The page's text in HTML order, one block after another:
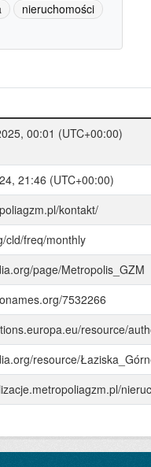
nieruchomości
00:01 (UTC+00:00)
21:46 (UTC+00:00)
kontakt/
cld/freq/monthly
page/Metropolis_GZM
7532266
resource/
resource/